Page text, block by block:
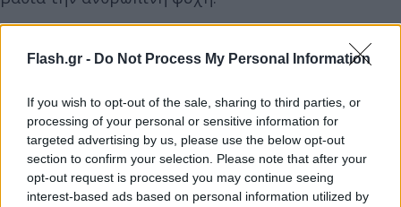
Flash.gr - Do Not Process My Personal Information
If you wish to opt-out of the sale, sharing to third parties, or
processing of your personal or sensitive information for
targeted advertising by us, please use the below opt-out
section to confirm your selection. Please note that after your
opt-out request is processed you may continue seeing
interest-based ads based on personal information utilized by
Ένας άλλος παράγοντας που αναδείχθηκε από τους
αναγνώριση συναισθημάτων και στην πραγματική
ενσυναίσθηση. Η τεχνητή νοημοσύνη ενδέχεται να
τα πηγαίνει περίφημα σε στατικές φωτογραφίες ή
σε προκαθορισμένες περιγραφές, όμως σε
συνθήκες υψηλής μεταβλητότητας, όπως